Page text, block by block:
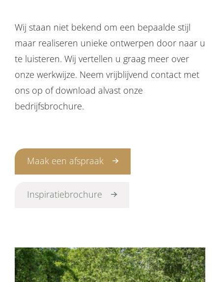
Wij staan niet bekend om een bepaalde stijl
maar realiseren unieke ontwerpen door naar u
te luisteren. Wij vertellen u graag meer over
onze werkwijze. Neem vrijblijvend contact met
ons op of download alvast onze
bedrijfsbrochure.
Maak een afspraak
Inspiratiebrochure